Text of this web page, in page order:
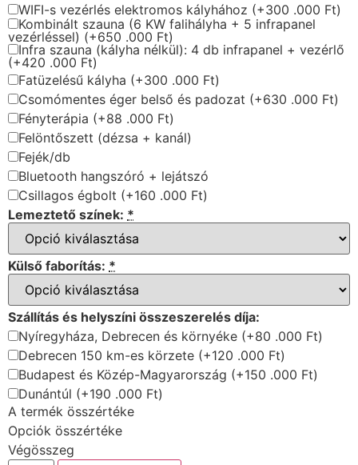
WIFI-s vezérlés elektromos kályhához (+300 .000 Ft)
Kombinált szauna (6 KW falihályha + 5 infrapanel
vezérléssel) (+650 .000 Ft)
Infra szauna (kályha nélkül): 4 db infrapanel + vezérlő
(+420 .000 Ft)
Fatüzelésű kályha (+300 .000 Ft)
Csomómentes éger belső és padozat (+630 .000 Ft)
Fényterápia (+88 .000 Ft)
Felöntőszett (dézsa + kanál)
Fejék/db
Bluetooth hangszóró + lejátszó
Csillagos égbolt (+160 .000 Ft)
Lemeztető színek: *
Külső faborítás: *
Szállítás és helyszíni összeszerelés díja:
Nyíregyháza, Debrecen és környéke (+80 .000 Ft)
Debrecen 150 km-es körzete (+120 .000 Ft)
Budapest és Közép-Magyarország (+150 .000 Ft)
Dunántúl (+190 .000 Ft)
A termék összértéke
Opciók összértéke
Végösszeg